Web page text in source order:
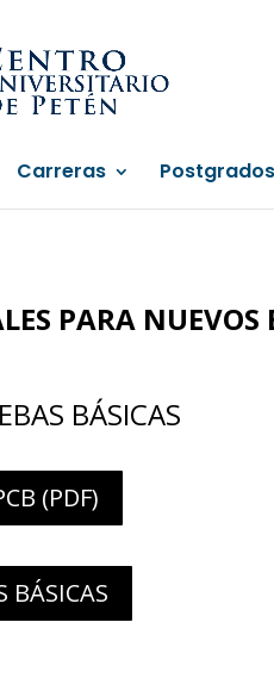
Carreras Postgrados
PARA NUEVOS
BÁSICAS
(PDF)
BÁSICAS